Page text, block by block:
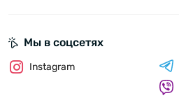
Мы в соцсетях
Instagram